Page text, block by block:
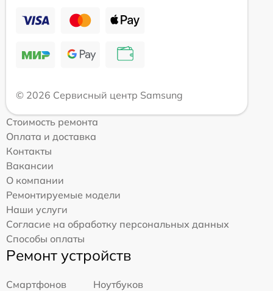
© 2026 Сервисный центр Samsung
Стоимость ремонта
Оплата и доставка
Контакты
Вакансии
О компании
Ремонтируемые модели
Наши услуги
Согласие на обработку персональных данных
Способы оплаты
Ремонт устройств
Смартфонов
Ноутбуков